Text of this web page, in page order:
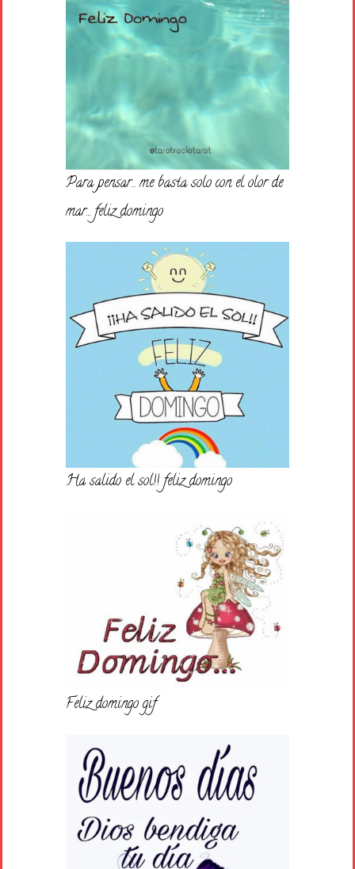
Para pensar… me basta solo con el olor de
mar… feliz domingo
Ha salido el sol!! feliz domingo
Feliz domingo gif